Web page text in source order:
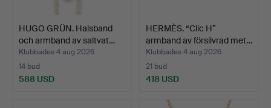
HUGO GRÜN. Halsband
och armband av saltvat…
Klubbades 4 aug 2026
14 bud
588 USD
HERMÈS. “Clic H”
armband av försilvrad met…
Klubbades 4 aug 2026
21 bud
418 USD